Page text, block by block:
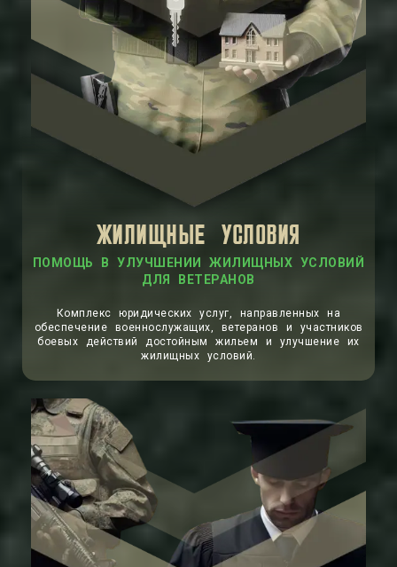
ЖИЛИЩНЫЕ УСЛОВИЯ
ПОМОЩЬ В УЛУЧШЕНИИ ЖИЛИЩНЫХ УСЛОВИЙ
ДЛЯ ВЕТЕРАНОВ
Комплекс юридических услуг, направленных на
обеспечение военнослужащих, ветеранов и участников
боевых действий достойным жильем и улучшение их
жилищных условий.